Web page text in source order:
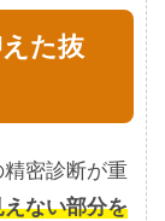
た抜
密診断が重
えない部分を